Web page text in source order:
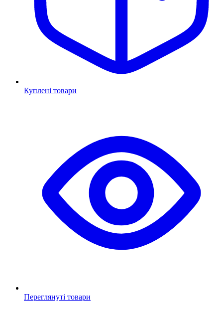
Куплені товари
Переглянуті товари